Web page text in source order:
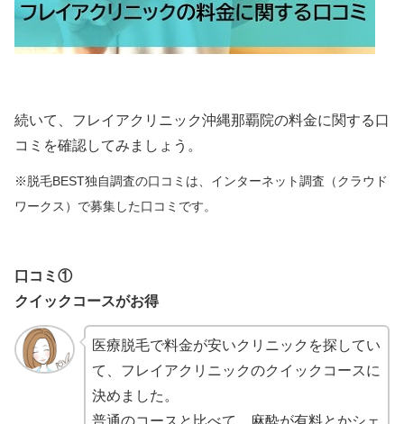
続いて、フレイアクリニック沖縄那覇院の料金に関する口
コミを確認してみましょう。
※脱毛BEST独自調査の口コミは、インターネット調査（クラウド
ワークス）で募集した口コミです。
口コミ①
クイックコースがお得
医療脱毛で料金が安いクリニックを探してい
て、フレイアクリニックのクイックコースに
決めました。
普通のコースと比べて、麻酔が有料とかシェ